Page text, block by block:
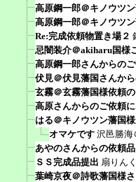
高原鋼一郎＠キノウツ
高原鋼一郎＠キノウツ
Re:完成依頼物置き場２
忌闇装介＠akiharu国様
高原鋼一郎さんからの
伏見＠伏見藩国さんか
玄霧＠玄霧藩国様依頼
高原さんからのご依頼
はる＠キノウツン藩国
オマケです 沢邑勝海
あやのさんからの依頼品
ＳＳ完成品提出 扇りん
葉崎京夜＠詩歌藩国様